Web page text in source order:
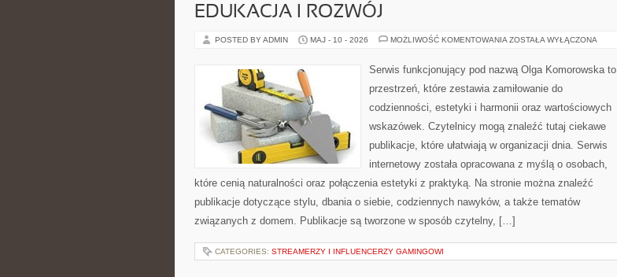
EDUKACJA I ROZWÓJ
POSTED BY ADMIN MAJ - 10 - 2026 MOŻLIWOŚĆ KOMENTOWANIA EDUKACJA
ZOSTAŁA WYŁĄCZONA
Serwis funkcjonujący pod nazwą Olga Komorowska to
przestrzeń, które zestawia zamiłowanie do
codzienności, estetyki i harmonii oraz wartościowych
wskazówek. Czytelnicy mogą znaleźć tutaj ciekawe
publikacje, które ułatwiają w organizacji dnia. Serwis
internetowy została opracowana z myślą o osobach,
które cenią naturalności oraz połączenia estetyki z praktyką. Na stronie można znaleźć
publikacje dotyczące stylu, dbania o siebie, codziennych nawyków, a także tematów
związanych z domem. Publikacje są tworzone w sposób czytelny, […]
CATEGORIES: STREAMERZY I INFLUENCERZY GAMINGOWI